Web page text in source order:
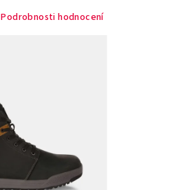
Podrobnosti hodnocení